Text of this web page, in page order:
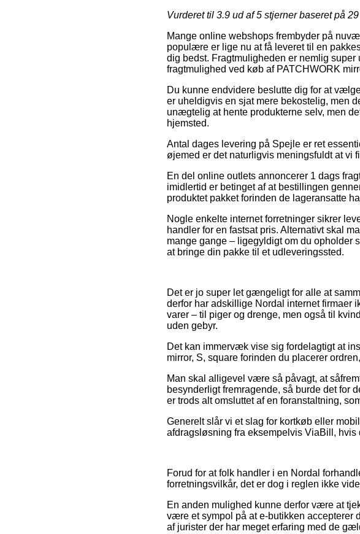
Vurderet til 3.9 ud af 5 stjerner baseret på 29
Mange online webshops frembyder på
populære er lige nu at få leveret til en
dig bedst. Fragtmuligheden er nemlig
fragtmulighed ved køb af PATCHWORK
Du kunne endvidere beslutte dig for at
er uheldigvis en sjat mere bekostelig, men
unægtelig at hente produkterne selv, men
hjemsted.
Antal dages levering på Spejle er ret
øjemed er det naturligvis meningsfuldt at vi
En del online outlets annoncerer 1 dags
imidlertid er betinget af at bestillingen
produktet pakket forinden de lageransatte
Nogle enkelte internet forretninger sikrer
handler for en fastsat pris. Alternativt skal
mange gange – ligegyldigt om du
at bringe din pakke til et udleveringssted.
Det er jo super let gængeligt for alle at
derfor har adskillige Nordal internet
varer – til piger og drenge, men også til
uden gebyr.
Det kan immervæk vise sig fordelagtigt at
mirror, S, square forinden du placerer
Man skal alligevel være så påvagt, at
besynderligt fremragende, så burde det for
er trods alt omsluttet af en foranstaltning,
Generelt slår vi et slag for kortkøb eller
afdragsløsning fra eksempelvis ViaBill,
Forud for at folk handler i en Nordal
forretningsvilkår, det er dog i reglen ikke
En anden mulighed kunne derfor være at
være et sympol på at e-butikken accepterer
af jurister der har meget erfaring med de